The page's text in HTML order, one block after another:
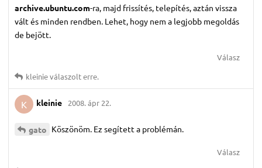
archive.ubuntu.com-ra, majd frissítés, telepítés, aztán vissza
vált és minden rendben. Lehet, hogy nem a legjobb megoldás
de bejött.
Válasz
kleinieválaszolt erre.
K kleinie 2008. ápr 22.
gato Köszönöm. Ez segített a problémán.
Válasz